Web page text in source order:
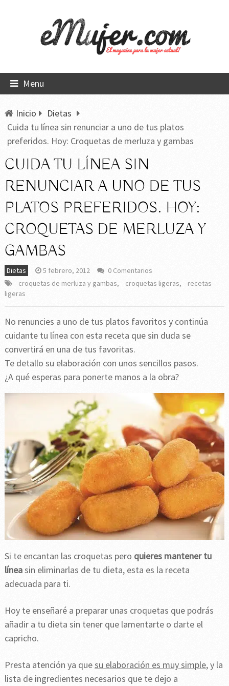
Menu
Inicio
Dietas
Cuida tu línea sin renunciar a uno de tus platos
preferidos. Hoy: Croquetas de merluza y gambas
CUIDA TU LÍNEA SIN
RENUNCIAR A UNO DE TUS
PLATOS PREFERIDOS. HOY:
CROQUETAS DE MERLUZA Y
GAMBAS
Dietas 5 febrero, 2012
0 Comentarios
croquetas de merluza y gambas, croquetas ligeras,
recetas
ligeras
No renuncies a uno de tus platos favoritos y continúa
cuidante tu línea con esta receta que sin duda se
convertirá en una de tus favoritas.
Te detallo su elaboración con unos sencillos pasos.
¿A qué esperas para ponerte manos a la obra?
Si te encantan las croquetas pero quieres mantener tu
líneasin eliminarlas de tu dieta, esta es la receta
adecuada para ti.
Hoy te enseñaré a preparar unas croquetas que podrás
añadir a tu dieta sin tener que lamentarte o darte el
capricho.
Presta atención ya quesu elaboración es muy simple, y la
lista de ingredientes necesarios que te dejo a